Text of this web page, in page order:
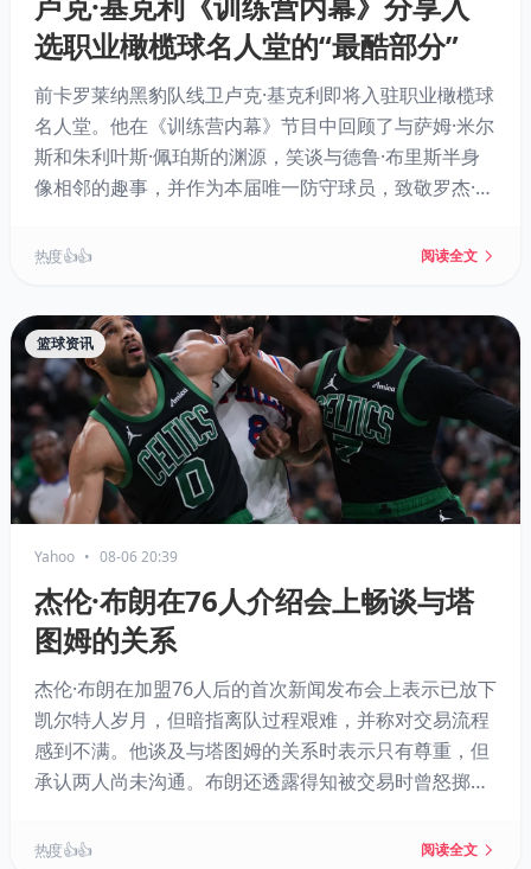
选职业橄榄球名人堂的“最酷部分”
前卡罗莱纳黑豹队线卫卢克·基克利即将入驻职业橄榄球
名人堂。他在《训练营内幕》节目中回顾了与萨姆·米尔
斯和朱利叶斯·佩珀斯的渊源，笑谈与德鲁·布里斯半身
像相邻的趣事，并作为本届唯一防守球员，致敬罗杰·克
热度 👍👍 阅读全文
篮球资讯
Yahoo • 08-06 20:39
杰伦·布朗在76人介绍会上畅谈与塔
图姆的关系
杰伦·布朗在加盟76人后的首次新闻发布会上表示已放下
凯尔特人岁月，但暗指离队过程艰难，并称对交易流程
感到不满。他谈及与塔图姆的关系时表示只有尊重，但
承认两人尚未沟通。布朗还透露得知被交易时曾怒掷手
发布会，强调扎根公益。
热度 👍👍 阅读全文